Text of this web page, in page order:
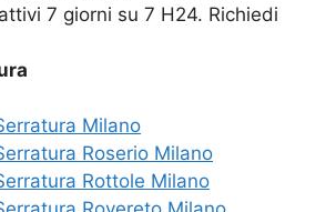
7 giorni su 7 H24. Richiedi
Milano
Roserio Milano
Rottole Milano